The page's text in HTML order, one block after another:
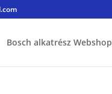
Bosch alkatrész Webshop